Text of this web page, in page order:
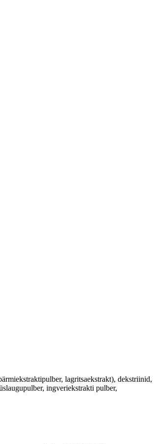
lagritsaekstrakt), dekstriinid,
ingveriekstrakti pulber,